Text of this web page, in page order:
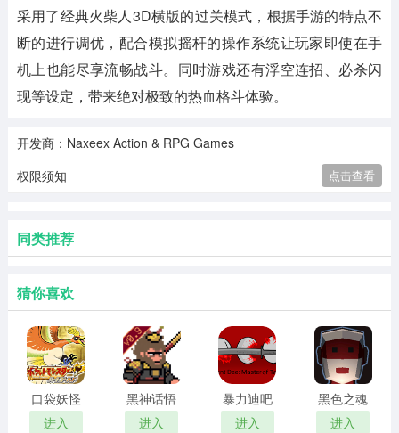
采用了经典火柴人3D横版的过关模式，根据手游的特点不
断的进行调优，配合模拟摇杆的操作系统让玩家即使在手
机上也能尽享流畅战斗。同时游戏还有浮空连招、必杀闪
现等设定，带来绝对极致的热血格斗体验。
开发商：Naxeex Action & RPG Games
权限须知
点击查看
同类推荐
猜你喜欢
口袋妖怪
心金
进入
黑神话悟
空
进入
暴力迪吧
血染乱域
进入
黑色之魂
进入